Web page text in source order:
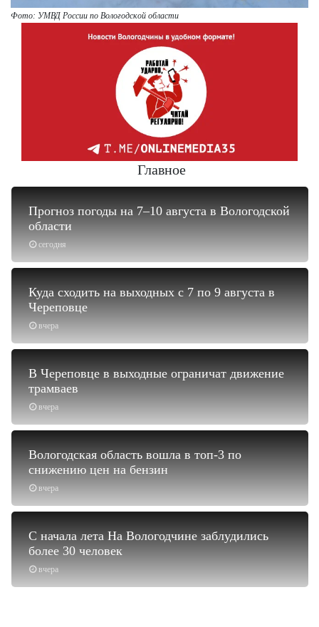
Фото: УМВД России по Вологодской области
Главное
сегодня
Прогноз погоды на 7–10 августа в Вологодской
области
вчера
Куда сходить на выходных с 7 по 9 августа в
Череповце
вчера
В Череповце в выходные ограничат движение
трамваев
вчера
Вологодская область вошла в топ-3 по
снижению цен на бензин
вчера
С начала лета На Вологодчине заблудились
более 30 человек